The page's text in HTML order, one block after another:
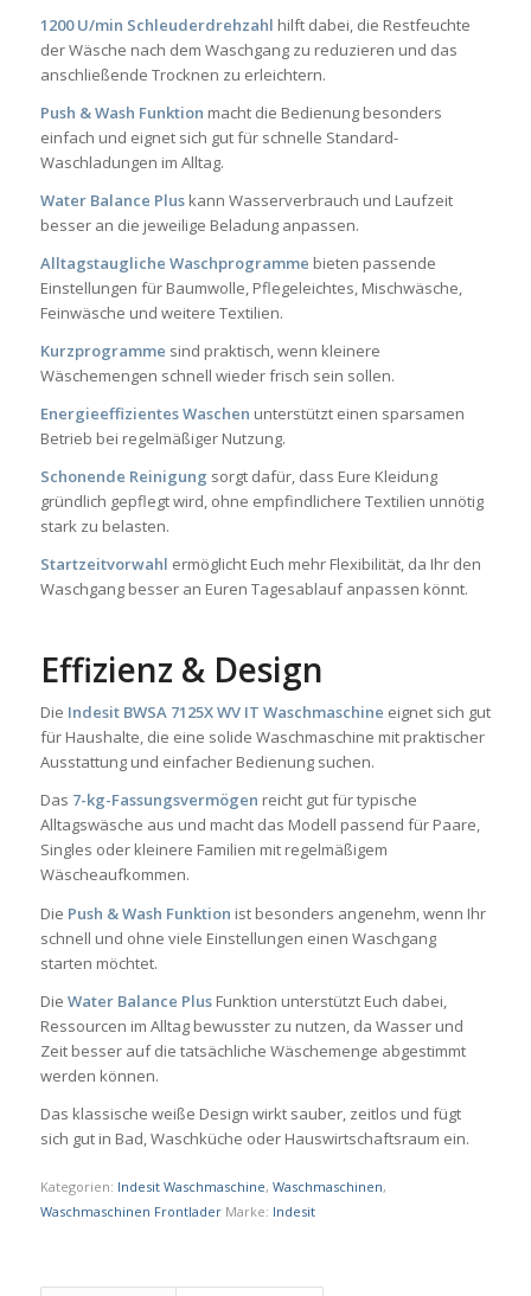
1200 U/min Schleuderdrehzahl hilft dabei, die Restfeuchte
der Wäsche nach dem Waschgang zu reduzieren und das
anschließende Trocknen zu erleichtern.
Push & Wash Funktion macht die Bedienung besonders
einfach und eignet sich gut für schnelle Standard-
Waschladungen im Alltag.
Water Balance Pluskann Wasserverbrauch und Laufzeit
besser an die jeweilige Beladung anpassen.
Alltagstaugliche Waschprogramme bieten passende
Einstellungen für Baumwolle, Pflegeleichtes, Mischwäsche,
Feinwäsche und weitere Textilien.
Kurzprogramme sind praktisch, wenn kleinere
Wäschemengen schnell wieder frisch sein sollen.
Energieeffizientes Waschen unterstützt einen sparsamen
Betrieb bei regelmäßiger Nutzung.
Schonende Reinigung sorgt dafür, dass Eure Kleidung
gründlich gepflegt wird, ohne empfindlichere Textilien unnötig
stark zu belasten.
Startzeitvorwahl ermöglicht Euch mehr Flexibilität, da Ihr den
Waschgang besser an Euren Tagesablauf anpassen könnt.
Effizienz & Design
Die Indesit BWSA 7125X WV IT Waschmaschine eignet sich gut
für Haushalte, die eine solide Waschmaschine mit praktischer
Ausstattung und einfacher Bedienung suchen.
Das 7-kg-Fassungsvermögen reicht gut für typische
Alltagswäsche aus und macht das Modell passend für Paare,
Singles oder kleinere Familien mit regelmäßigem
Wäscheaufkommen.
Die Push & Wash Funktion ist besonders angenehm, wenn Ihr
schnell und ohne viele Einstellungen einen Waschgang
starten möchtet.
Die Water Balance PlusFunktion unterstützt Euch dabei,
Ressourcen im Alltag bewusster zu nutzen, da Wasser und
Zeit besser auf die tatsächliche Wäschemenge abgestimmt
werden können.
Das klassische weiße Design wirkt sauber, zeitlos und fügt
sich gut in Bad, Waschküche oder Hauswirtschaftsraum ein.
Kategorien: Indesit Waschmaschine, Waschmaschinen,
Waschmaschinen Frontlader Marke: Indesit